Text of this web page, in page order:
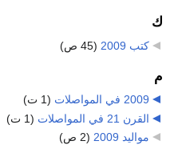
ك
كتب 2009 (45 ص)
م
2009 في المواصلات
(1 ت)
القرن 21 في المواصلات
(1 ت)
مواليد 2009
(2 ص)